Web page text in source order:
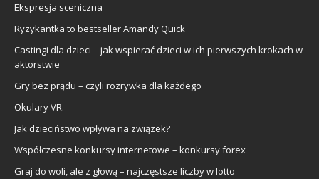
Ekspresja sceniczna
Ryzykantka to bestseller Amandy Quick
Castingi dla dzieci – jak wspierać dzieci w ich pierwszych krokach w
aktorstwie
Gry bez prądu – czyli rozrywka dla każdego
Okulary VR.
Jak dzieciństwo wpływa na związek?
Współczesne konkursy internetowe – konkursy forex
Graj do woli, ale z głową – najczęstsze liczby w lotto